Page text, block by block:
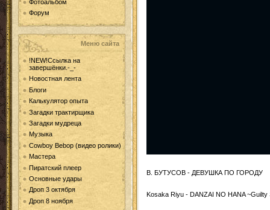
Фотоальбом
Форум
Меню сайта
!NEW!Ссылка на
завершёнки.-_-
Новостная лента
Блоги
Калькулятор опыта
Загадки трактирщика
Загадки мудреца
Музыка
Cowboy Bebop (видео ролики)
Мастера
Пиратский плеер
Основные удары
Дроп 3 октября
Дроп 8 ноября
В. БУТУСОВ - ДЕВУШКА ПО ГОРОДУ
Kosaka Riyu - DANZAI NO HANA ~Guilty